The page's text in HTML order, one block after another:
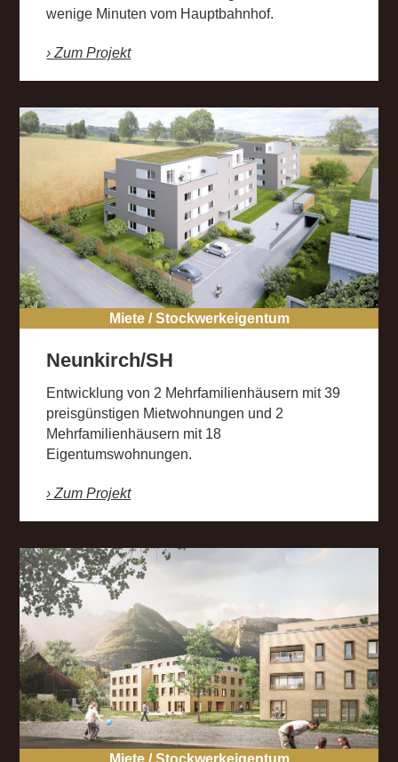
wenige Minuten vom Hauptbahnhof.
› Zum Projekt
Miete / Stockwerkeigentum
Neunkirch/SH
Entwicklung von 2 Mehrfamilienhäusern mit 39
preisgünstigen Mietwohnungen und 2
Mehrfamilienhäusern mit 18
Eigentumswohnungen.
› Zum Projekt
Miete / Stockwerkeigentum